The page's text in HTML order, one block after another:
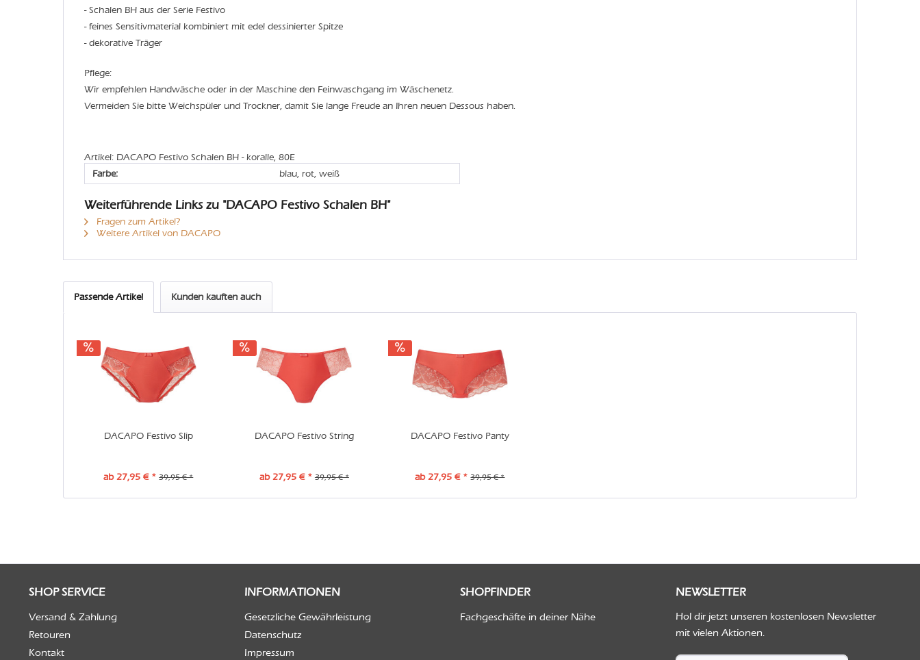
- Schalen BH aus der Serie Festivo
- feines Sensitivmaterial kombiniert mit edel dessinierter Spitze
- dekorative Träger
Pflege:
Wir empfehlen Handwäsche oder in der Maschine den Feinwaschgang im Wäschenetz.
Vermeiden Sie bitte Weichspüler und Trockner, damit Sie lange Freude an Ihren neuen Dessous haben.
Artikel: DACAPO Festivo Schalen BH - koralle, 80E
Farbe:
blau, rot, weiß
Weiterführende Links zu "DACAPO Festivo Schalen BH"
Fragen zum Artikel?
Weitere Artikel von DACAPO
Passende Artikel Kunden kauften auch
DACAPO Festivo Slip
ab 27,95 € * 39,95 € *
DACAPO Festivo String
ab 27,95 € * 39,95 € *
DACAPO Festivo Panty
ab 27,95 € * 39,95 € *
SHOP SERVICE
Versand & Zahlung
Retouren
Kontakt
INFORMATIONEN
Gesetzliche Gewährleistung
Datenschutz
Impressum
SHOPFINDER
Fachgeschäfte in deiner Nähe
NEWSLETTER
Hol dir jetzt unseren kostenlosen Newsletter
mit vielen Aktionen.